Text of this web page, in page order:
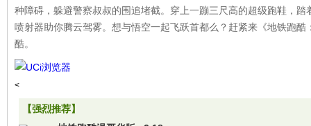
种障碍，躲避警察叔叔的围追堵截。穿上一蹦三尺高的超级跑鞋，
喷射器助你腾云驾雾。想与悟空一起飞跃首都么？赶紧来《地铁跑
酷。
<
【强烈推荐】